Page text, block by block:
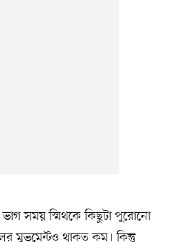
ভাগ সময় স্মিথকে কিছুটা পুরোনো
মুভমেন্টও থাকত কম। কিন্তু